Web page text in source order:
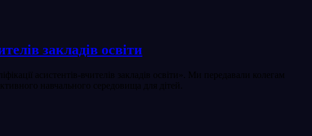
закладів освіти
асистентів-вчителів закладів освіти». Ми передавали колегам
навчального середовища для дітей.